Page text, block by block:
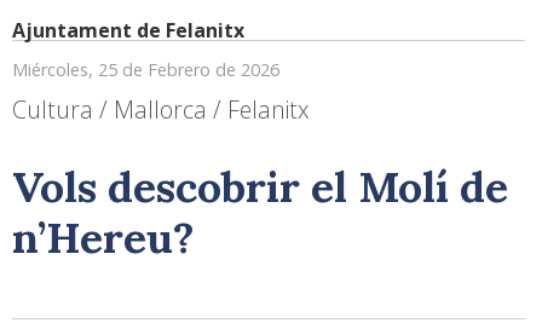
Ajuntament de Felanitx
Miércoles, 25 de Febrero de 2026
Cultura / Mallorca / Felanitx
Vols descobrir el Molí de
n’Hereu?